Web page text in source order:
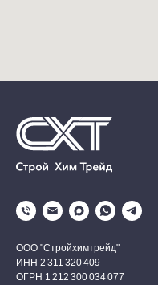
ООО "Стройхимтрейд"
ИНН 2 311 320 409
ОГРН 1 212 300 034 077